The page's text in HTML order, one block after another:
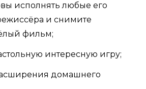
исполнять любые его
и снимите
фильм;
интересную игру;
домашнего